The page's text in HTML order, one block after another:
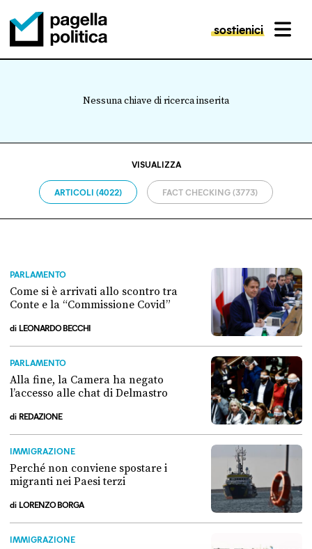
Pagella Politica Logo
sostienici MENU
Nessuna chiave di ricerca inserita
VISUALIZZA
ARTICOLI (4022) FACT CHECKING (3773)
PARLAMENTO
Come si è arrivati allo scontro tra
Conte e la “Commissione Covid”
di LEONARDO BECCHI
PARLAMENTO
Alla fine, la Camera ha negato
l’accesso alle chat di Delmastro
di REDAZIONE
IMMIGRAZIONE
Perché non conviene spostare i
migranti nei Paesi terzi
di LORENZO BORGA
IMMIGRAZIONE